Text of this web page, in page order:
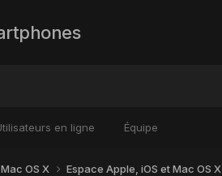
en ligne Équipe
OS X Espace Apple, iOS et Mac OS X